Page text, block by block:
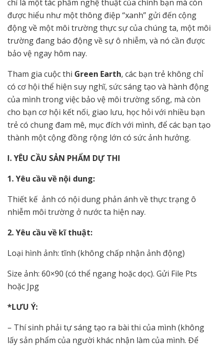
chỉ là một tác phẩm nghệ thuật của chính bạn mà còn
được hiểu như một thông điệp “xanh” gửi đến cộng
động về một môi trường thực sự của chúng ta, một môi
trường đang báo động về sự ô nhiễm, và nó cần được
bảo vệ ngay hôm nay.
Tham gia cuộc thi Green Earth, các bạn trẻ không chỉ
có cơ hội thể hiện suy nghĩ, sức sáng tạo và hành động
của mình trong việc bảo vệ môi trường sống, mà còn
cho bạn cơ hội kết nối, giao lưu, học hỏi với nhiều bạn
trẻ có chung đam mê, mục đích với mình, để các bạn tạo
thành một cộng đồng rộng lớn có sức ảnh hưởng.
I. YÊU CẦU SẢN PHẨM DỰ THI
1. Yêu cầu về nội dung:
Thiết kế ảnh có nội dung phản ánh về thực trạng ô
nhiễm môi trường ở nước ta hiện nay.
2. Yêu cầu về kĩ thuật:
Loại hình ảnh: tĩnh (không chấp nhận ảnh động)
Size ảnh: 60×90 (có thể ngang hoặc dọc). Gửi File Pts
hoặc Jpg
*LƯU Ý:
– Thí sinh phải tự sáng tạo ra bài thi của mình (không
lấy sản phẩm của người khác nhận làm của mình. Để